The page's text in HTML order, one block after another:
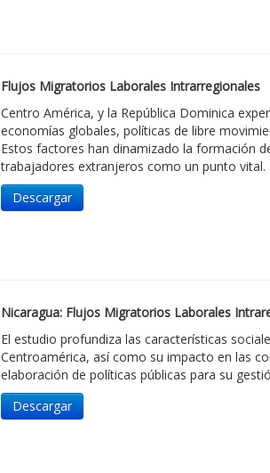
Flujos Migratorios Laborales Intrarregionales
Centro América, y la República Dominica
economías globales, políticas de libre
Estos factores han dinamizado la formación
trabajadores extranjeros como un punto vital.
Descargar
Nicaragua: Flujos Migratorios Laborales
El estudio profundiza las características
Centroamérica, así como su impacto en las
elaboración de políticas públicas para su
Descargar